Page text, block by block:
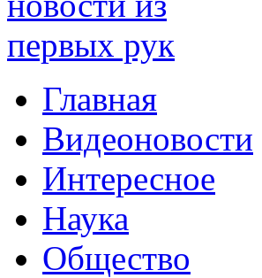
Главная
Видеоновости
Интересное
Наука
Общество